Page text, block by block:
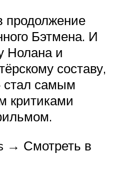
продолжение
Бэтмена. И
Нолана и
составу,
самым
критиками
→ Смотреть в